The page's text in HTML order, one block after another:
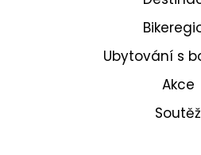
Ubytování s
Akce
Soutěž